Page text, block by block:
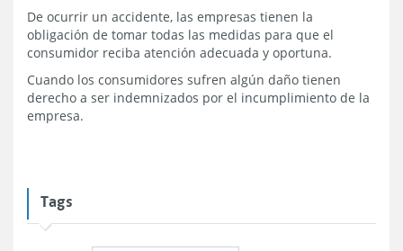
De ocurrir un accidente, las empresas tienen la
obligación de tomar todas las medidas para que el
consumidor reciba atención adecuada y oportuna.
Cuando los consumidores sufren algún daño tienen
derecho a ser indemnizados por el incumplimiento de la
empresa.
Tags